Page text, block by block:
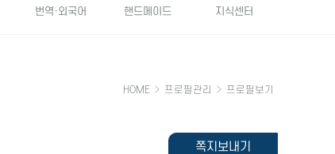
번역·외국어 핸드메이드 지식센터
HOME 프로필관리 프로필보기
쪽지보내기